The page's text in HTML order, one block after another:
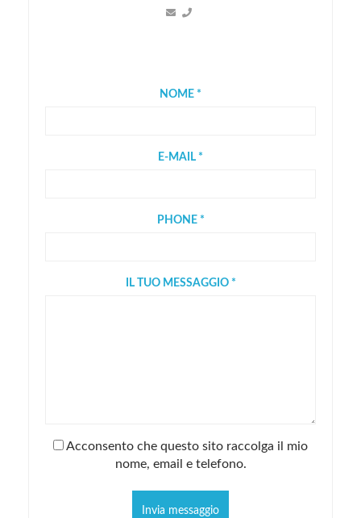
NOME *
E-MAIL *
PHONE *
IL TUO MESSAGGIO *
Acconsento che questo sito raccolga il mio
nome, email e telefono.
Invia messaggio